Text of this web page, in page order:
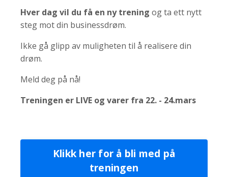
Hver dag vil du få en ny trening og ta ett nytt
steg mot din businessdrøm.
Ikke gå glipp av muligheten til å realisere din
drøm.
Meld deg på nå!
Treningen er LIVE og varer fra 22. - 24.mars
Klikk her for å bli med på
treningen